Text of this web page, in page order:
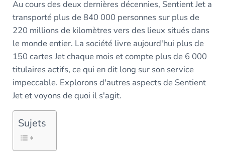
Au cours des deux dernières décennies, Sentient Jet a
transporté plus de 840 000 personnes sur plus de
220 millions de kilomètres vers des lieux situés dans
le monde entier. La société livre aujourd'hui plus de
150 cartes Jet chaque mois et compte plus de 6 000
titulaires actifs, ce qui en dit long sur son service
impeccable. Explorons d'autres aspects de Sentient
Jet et voyons de quoi il s'agit.
Sujets